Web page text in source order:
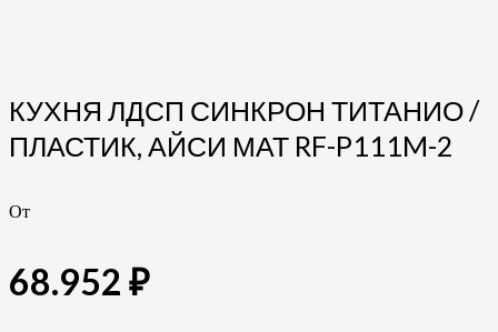
КУХНЯ ЛДСП СИНКРОН ТИТАНИО /
ПЛАСТИК, АЙСИ МАТ RF-P111M-2
От
68.952 ₽